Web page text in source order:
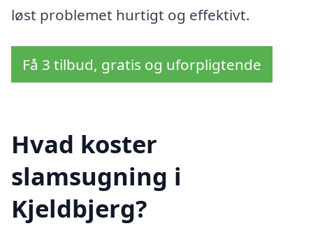
løst problemet hurtigt og effektivt.
Få 3 tilbud, gratis og uforpligtende
Hvad koster
slamsugning i
Kjeldbjerg?